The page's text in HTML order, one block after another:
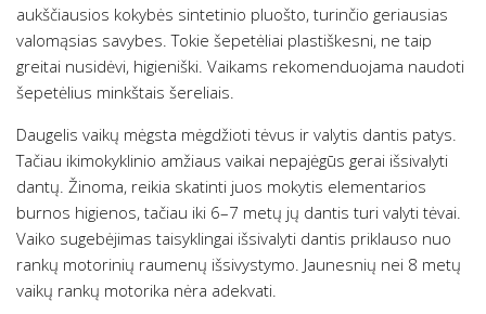
aukščiausios kokybės sintetinio pluošto, turinčio geriausias
valomąsias savybes. Tokie šepetėliai plastiškesni, ne taip
greitai nusidėvi, higieniški. Vaikams rekomenduojama naudoti
šepetėlius minkštais šereliais.
Daugelis vaikų mėgsta mėgdžioti tėvus ir valytis dantis patys.
Tačiau ikimokyklinio amžiaus vaikai nepajėgūs gerai išsivalyti
dantų. Žinoma, reikia skatinti juos mokytis elementarios
burnos higienos, tačiau iki 6–7 metų jų dantis turi valyti tėvai.
Vaiko sugebėjimas taisyklingai išsivalyti dantis priklauso nuo
rankų motorinių raumenų išsivystymo. Jaunesnių nei 8 metų
vaikų rankų motorika nėra adekvati.